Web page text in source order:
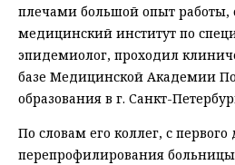
плечами большой опыт работы,
медицинский институт по
эпидемиолог, проходил
базе Медицинской Академии
образования в г. Санкт-
По словам его коллег, с первого
перепрофилирования